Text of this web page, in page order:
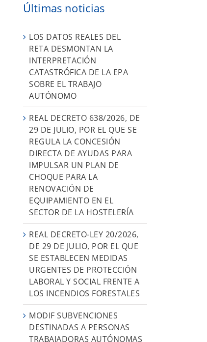
Últimas noticias
LOS DATOS REALES DEL
RETA DESMONTAN LA
INTERPRETACIÓN
CATASTRÓFICA DE LA EPA
SOBRE EL TRABAJO
AUTÓNOMO
REAL DECRETO 638/2026, DE
29 DE JULIO, POR EL QUE SE
REGULA LA CONCESIÓN
DIRECTA DE AYUDAS PARA
IMPULSAR UN PLAN DE
CHOQUE PARA LA
RENOVACIÓN DE
EQUIPAMIENTO EN EL
SECTOR DE LA HOSTELERÍA
REAL DECRETO-LEY 20/2026,
DE 29 DE JULIO, POR EL QUE
SE ESTABLECEN MEDIDAS
URGENTES DE PROTECCIÓN
LABORAL Y SOCIAL FRENTE A
LOS INCENDIOS FORESTALES
MODIF SUBVENCIONES
DESTINADAS A PERSONAS
TRABAJADORAS AUTÓNOMAS